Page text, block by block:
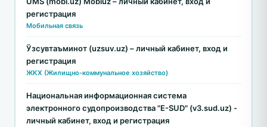
регистрация
Мобильная связь
Ўзсувтаъминот (uzsuv.uz) – личный кабинет, вход и
регистрация
ЖКХ (Жилищно-коммунальное хозяйство)
Национальная информационная система
электронного судопроизводства "E-SUD" (v3.sud.uz) -
личный кабинет, вход и регистрация